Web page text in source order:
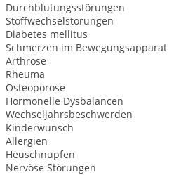
Durchblutungsstörungen
Stoffwechselstörungen
Diabetes mellitus
Schmerzen im Bewegungsapparat
Arthrose
Rheuma
Osteoporose
Hormonelle Dysbalancen
Wechseljahrsbeschwerden
Kinderwunsch
Allergien
Heuschnupfen
Nervöse Störungen